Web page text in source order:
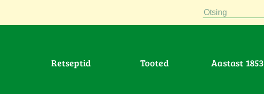
Otsing
Retseptid Tooted Aastast 1853